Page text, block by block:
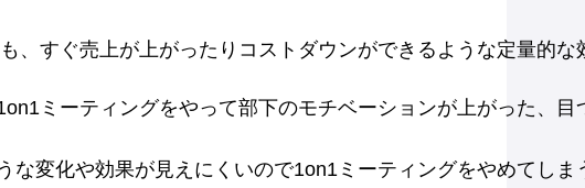
、すぐ売上が上がったりコストダウンができるような定量的な
ミーティングをやって部下のモチベーションが上がった、
な変化や効果が見えにくいので1on1ミーティングをやめてし